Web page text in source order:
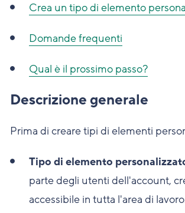
Crea un tipo di elemento
Domande frequenti
Qual è il prossimo passo?
Descrizione generale
Prima di creare tipi di elementi
Tipo di elemento
parte degli utenti dell'account,
accessibile in tutta l'area di